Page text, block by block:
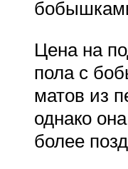
Цена на
пола с
матов из
однако
более